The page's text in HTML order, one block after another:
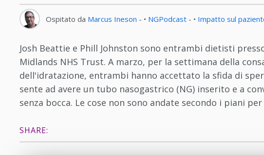
Ospitato da Marcus Ineson - • NGPodcast - • Impatto sul
Josh Beattie e Phill Johnston sono entrambi dietisti
Midlands NHS Trust. A marzo, per la settimana della
dell'idratazione, entrambi hanno accettato la sfida di
sente ad avere un tubo nasogastrico (NG) inserito e a
senza bocca. Le cose non sono andate secondo i piani
SHARE: